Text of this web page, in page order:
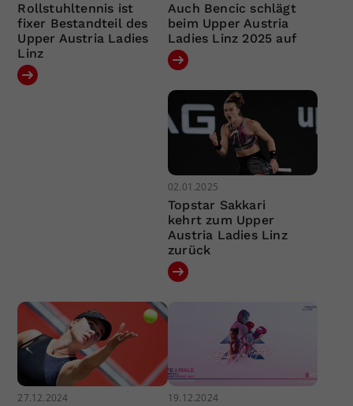
Rollstuhltennis ist
fixer Bestandteil des
Upper Austria Ladies
Linz
Auch Bencic schlägt
beim Upper Austria
Ladies Linz 2025 auf
02.01.2025
Topstar Sakkari
kehrt zum Upper
Austria Ladies Linz
zurück
27.12.2024 19.12.2024